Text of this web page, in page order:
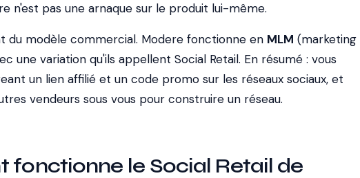
n'est pas une arnaque sur le produit lui-même.
du modèle commercial. Modere fonctionne en MLM (marketing
une variation qu'ils appellent Social Retail. En résumé : vous
un lien affilié et un code promo sur les réseaux sociaux, et
vendeurs sous vous pour construire un réseau.
fonctionne le Social Retail de